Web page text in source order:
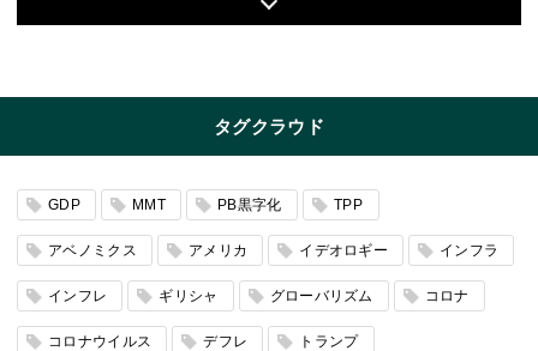
タグクラウド
GDP MMT PB黒字化 TPP
アベノミクス アメリカ イデオロギー インフラ
インフレ ギリシャ グローバリズム コロナ
コロナウイルス デフレ トランプ